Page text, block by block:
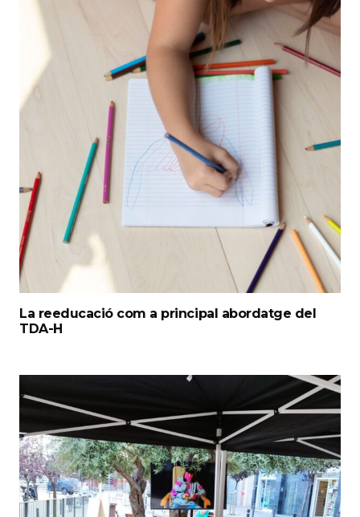
La reeducació com a principal abordatge del
TDA-H